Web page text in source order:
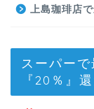
上島珈琲店
スーパー
『20％』